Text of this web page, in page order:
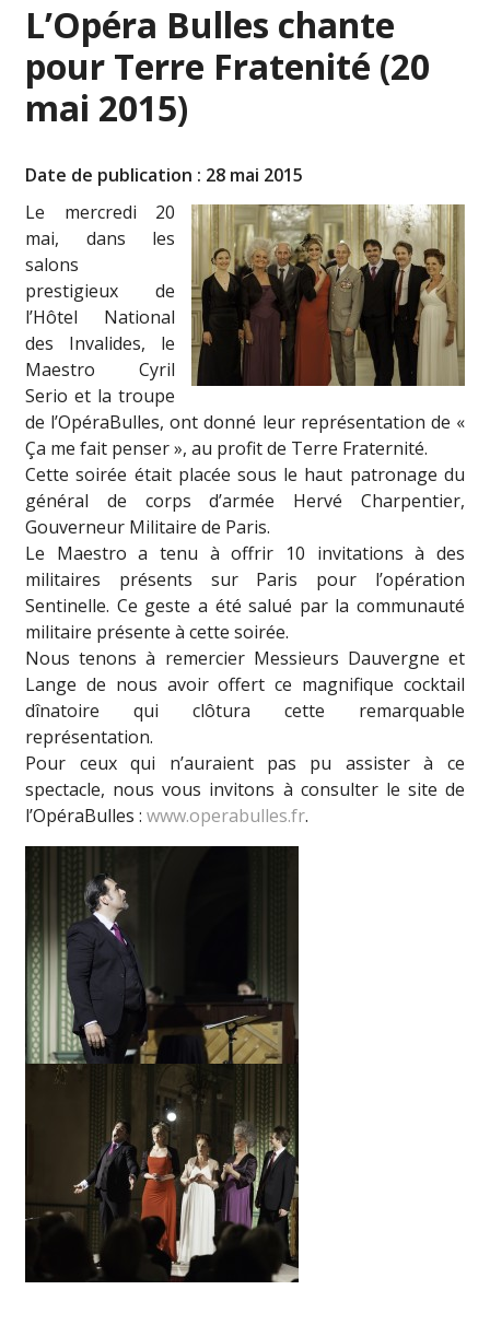
L’Opéra Bulles chante
pour Terre Fratenité (20
mai 2015)
Date de publication : 28 mai 2015
Le mercredi 20
mai, dans les
salons
prestigieux de
l’Hôtel National
des Invalides, le
Maestro Cyril
Serio et la troupe
de l’OpéraBulles, ont donné leur représentation de «
Ça me fait penser », au profit de Terre Fraternité.
Cette soirée était placée sous le haut patronage du
général de corps d’armée Hervé Charpentier,
Gouverneur Militaire de Paris.
Le Maestro a tenu à offrir 10 invitations à des
militaires présents sur Paris pour l’opération
Sentinelle. Ce geste a été salué par la communauté
militaire présente à cette soirée.
Nous tenons à remercier Messieurs Dauvergne et
Lange de nous avoir offert ce magnifique cocktail
dînatoire qui clôtura cette remarquable
représentation.
Pour ceux qui n’auraient pas pu assister à ce
spectacle, nous vous invitons à consulter le site de
l’OpéraBulles :www.operabulles.fr.